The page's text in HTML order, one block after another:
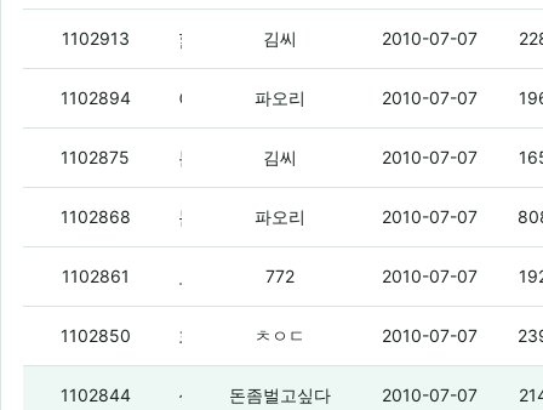
1102913 (5)
김씨 2010-07-07
1102894 파오리 2010-07-07
1102875 김씨 2010-07-07
1102868 파오리 2010-07-07
1102861 (1)
772 2010-07-07
1102850 (2)
ㅊㅇㄷ 2010-07-07
1102844 (1)
돈좀벌고싶다 2010-07-07